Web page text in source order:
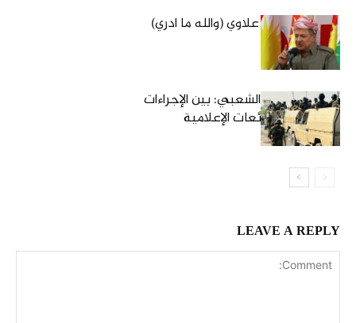
البارزاني وبعث علاوي (والله ما ادري)
منظمة الحشد الشعبي: بين الإجراءات
الميدانية والشائعات الإعلامية
LEAVE A REPLY